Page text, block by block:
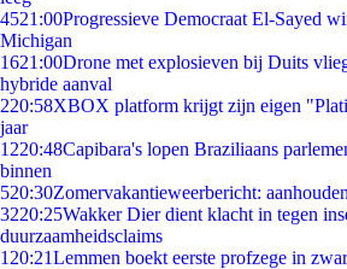
4521:00Progressieve Democraat El-Sayed
Michigan
1621:00Drone met explosieven bij Duits
hybride aanval
220:58XBOX platform krijgt zijn eigen
jaar
1220:48Capibara's lopen Braziliaans
binnen
520:30Zomervakantieweerbericht:
3220:25Wakker Dier dient klacht in tegen
duurzaamheidsclaims
1 20:21Lemmen boekt eerste profzege in